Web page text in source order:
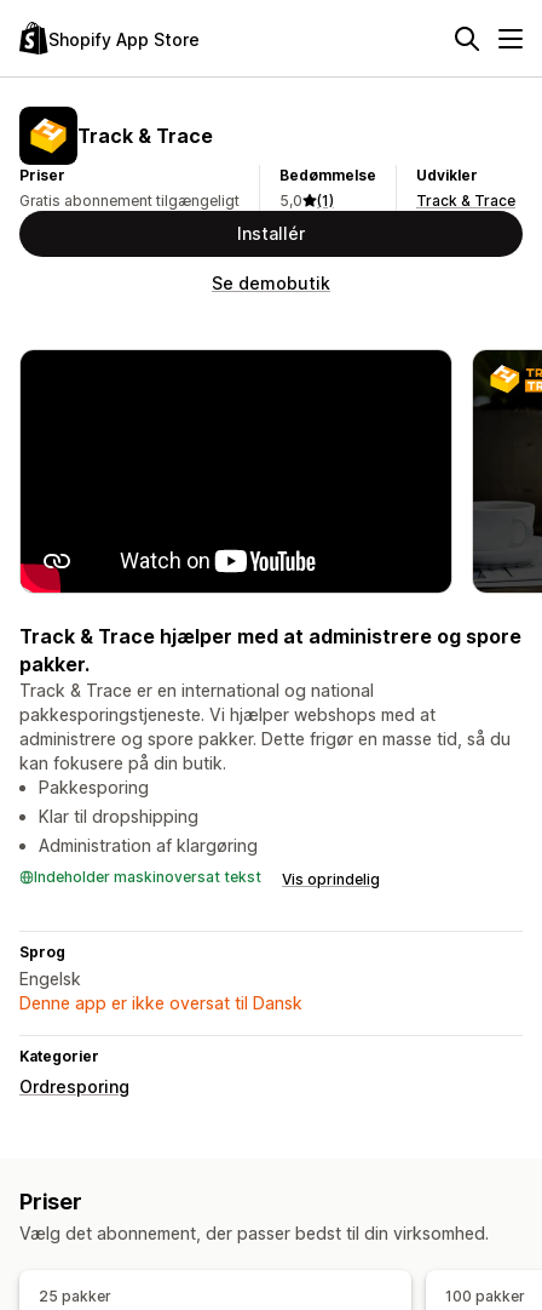
Shopify App Store
Track & Trace
Priser
Gratis abonnement tilgængeligt
Bedømmelse
5,0
(1)
Udvikler
Track & Trace
Installér
Se demobutik
Track & Trace hjælper med at administrere og spore
pakker.
Track & Trace er en international og national
pakkesporingstjeneste. Vi hjælper webshops med at
administrere og spore pakker. Dette frigør en masse tid, så du
kan fokusere på din butik.
Pakkesporing
Klar til dropshipping
Administration af klargøring
Indeholder maskinoversat tekst Vis oprindelig
Sprog
Engelsk
Denne app er ikke oversat til Dansk
Kategorier
Ordresporing
Priser
Vælg det abonnement, der passer bedst til din virksomhed.
25 pakker 100 pakker